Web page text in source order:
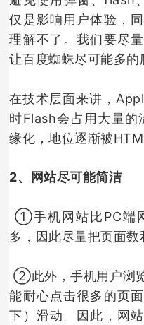
仅是影响用户体验，
理解不了。我们要尽
让百度蜘蛛尽可能多的
在技术层面来讲，
时Flash会占用大量的
缘化，地位逐渐被
2、网站尽可能简洁
①手机网站比PC端
多，因此尽量把页面数
②此外，手机用户浏
能耐心点击很多的页
下）滑动。因此，网